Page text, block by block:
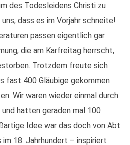
des Todesleidens Christi zu
dass es im Vorjahr schneite!
passen eigentlich gar
die am Karfreitag herrscht,
Trotzdem freute sich
fast 400 Gläubige gekommen
Wir waren wieder einmal durch
hatten geraden mal 100
Idee war das doch von Abt
18. Jahrhundert – inspiriert